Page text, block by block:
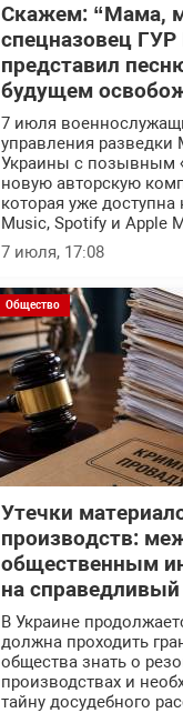
Скажем: “Мама,
спецназовец
представил
будущем
7 июля
управления
Украины с позывным
новую авторскую
которая уже
Music, Spotify и Apple
7 июля, 17:08
Общество
Утечки
производств:
общественным
на справедливый
В Украине
должна проходить
общества знать о
производствах и
тайну досудебного